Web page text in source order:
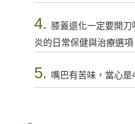
4. 膝蓋退化一定要開
炎的日常保健與治療選項
5. 嘴巴有苦味，當心是